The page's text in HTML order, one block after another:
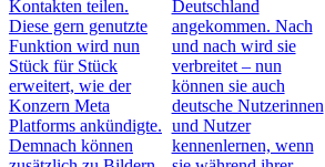
Kontakten teilen.
Diese gern genutzte
Funktion wird nun
Stück für Stück
erweitert, wie der
Konzern Meta
Platforms ankündigte.
Demnach können
Deutschland
angekommen. Nach
und nach wird sie
verbreitet – nun
können sie auch
deutsche Nutzerinnen
und Nutzer
kennenlernen, wenn